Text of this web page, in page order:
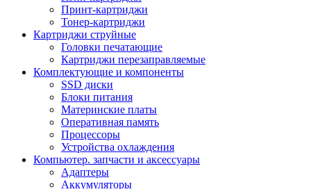
Принт-картриджи
Тонер-картриджи
Картриджи струйные
Головки печатающие
Картриджи перезаправляемые
Комплектующие и компоненты
SSD диски
Блоки питания
Материнские платы
Оперативная память
Процессоры
Устройства охлаждения
Компьютер. запчасти и аксессуары
Адаптеры
Аккумуляторы